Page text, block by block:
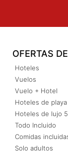
OFERTAS
Hoteles
Vuelos
Vuelo + Hotel
Hoteles de playa
Hoteles de lujo
Todo Incluido
Comidas
Solo adultos